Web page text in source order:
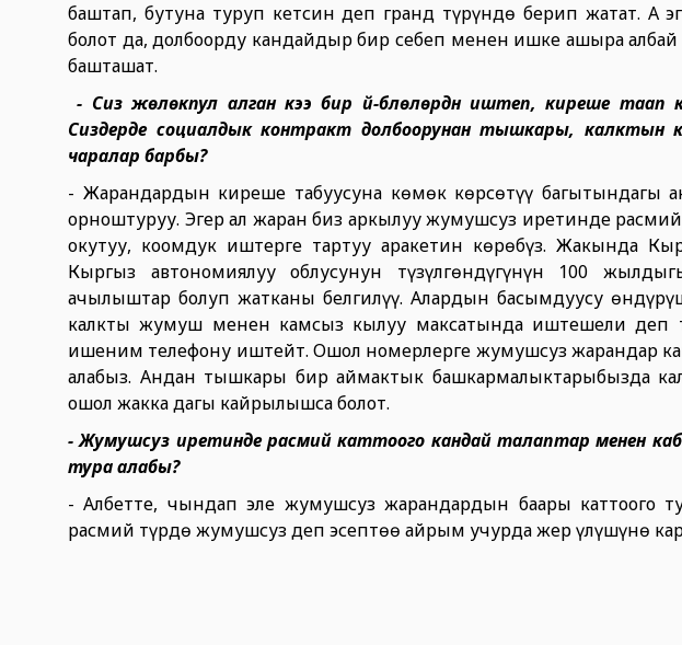
баштап, бутуна туруп кетсин деп гранд түрүндө берип жатат. А
болот да, долбоорду кандайдыр бир себеп менен ишке ашыра
башташат.
- Сиз жөлөкпул алган кээ бир үй-бүлөлөрдүн иштеп, киреше таап
Сиздерде социалдык контракт долбоорунан тышкары, калктын
чаралар барбы?
- Жарандардын киреше табуусуна көмөк көрсөтүү
орноштуруу. Эгер ал жаран биз аркылуу жумушсуз иретинде расмий
окутуу, коомдук иштерге тартуу аракетин көрөбүз. Жакында
Кыргыз автономиялуу облусунун түзүлгөндүгүнүн 100
ачылыштар болуп жатканы белгилүү. Алардын басымдуусу
калкты жумуш менен камсыз кылуу максатында иштешели деп
ишеним телефону иштейт. Ошол номерлерге жумушсуз жарандар
алабыз. Андан тышкары бир аймактык башкармалыктарыбызда
ошол жакка дагы кайрылышса болот.
- Жумушсуз иретинде расмий каттоого кандай талаптар менен
тура алабы?
- Албетте, чындап эле жумушсуз жарандардын баары каттоого
расмий түрдө жумушсуз деп эсептөө айрым учурда жер үлүшүнө